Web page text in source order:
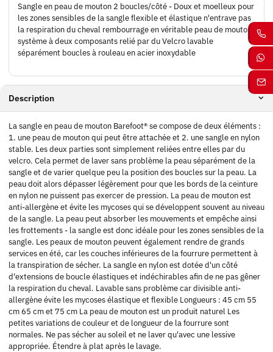
Sangle en peau de mouton 2 boucles/côté - Doux et moelleux pour
les zones sensibles de la sangle flexible et élastique n'entrave pas
la respiration du cheval rembourrage en véritable peau de mouton
système à deux composants relié par du Velcro lavable
séparément boucles à rouleau en acier inoxydable
Description
La sangle en peau de mouton Barefoot® se compose de deux éléments :
1. une peau de mouton qui peut être attachée et 2. une sangle en nylon
stable. Les deux parties sont simplement reliées entre elles par du
velcro. Cela permet de laver sans problème la peau séparément de la
sangle et de varier quelque peu la position des boucles sur la peau. La
peau doit alors dépasser légèrement pour que les bords de la ceinture
en nylon ne puissent pas exercer de pression. La peau de mouton est
anti-allergène et évite les mycoses qui se développent souvent au niveau
de la sangle. La peau peut absorber les mouvements et empêche ainsi
les frottements - la sangle est donc idéale pour les zones sensibles de la
sangle. Les peaux de mouton peuvent également rendre de grands
services en été, car les couches inférieures de la fourrure permettent à
la transpiration de sécher. La sangle en nylon est dotée d'un côté
d'extensions de boucle élastiques et indéchirables afin de ne pas gêner
la respiration du cheval. Lavable sans problème car divisible anti-
allergène évite les mycoses élastique et flexible Longueurs : 45 cm 55
cm 65 cm et 75 cm La peau de mouton est un produit naturel Les
petites variations de couleur et de longueur de la fourrure sont
normales. Ne pas sécher au soleil et ne laver qu'avec une lessive
appropriée. Étendre à plat après le lavage.